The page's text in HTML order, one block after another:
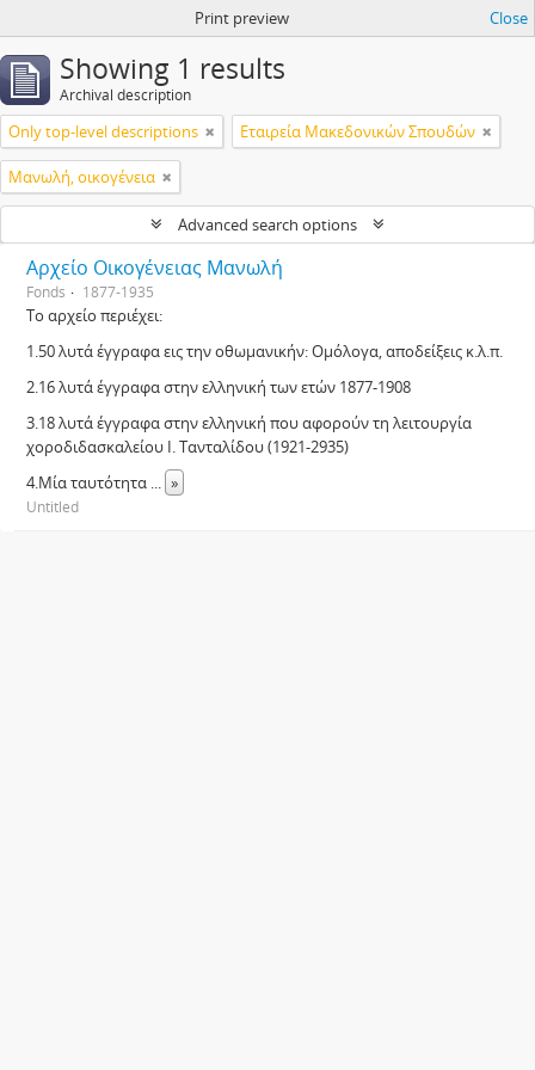
Print preview Close
Showing 1 results
Archival description
Only top-level descriptions Εταιρεία Μακεδονικών Σπουδών
Μανωλή, οικογένεια
Advanced search options
Αρχείο Οικογένειας Μανωλή
Fonds 1877-1935
Το αρχείο περιέχει:
1.50 λυτά έγγραφα εις την οθωμανικήν: Ομόλογα, αποδείξεις κ.λ.π.
2.16 λυτά έγγραφα στην ελληνική των ετών 1877-1908
3.18 λυτά έγγραφα στην ελληνική που αφορούν τη λειτουργία
χοροδιδασκαλείου Ι. Τανταλίδου (1921-2935)
4.Μία ταυτότητα ... »
Untitled